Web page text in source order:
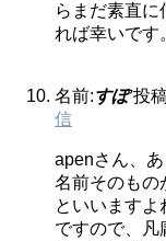
らまだ素直
れば幸いです
名前:すぽ 投
信
apenさん、あ
名前そのもの
といいます
ですので、凡